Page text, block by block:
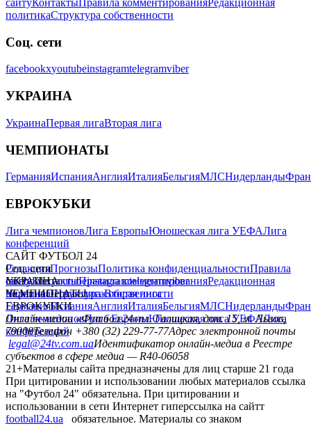
сайтуКонтактыПравила комментированияРедакционная
политикаСтруктура собственности
Соц. сети
facebookxyoutubeinstagramtelegramviber
УКРАИНА
УкраинаПервая лигаВторая лига
ЧЕМПИОНАТЫ
ГерманияИспанияАнглияИталияБельгияМЛСНидерланды
ЕВРОКУБКИ
Лига чемпионовЛига ЕвропыЮношеская лига УЕФАЛига
конференций
САЙТ ФУТБОЛ 24
РедакцияПрогнозыПолитика конфиденциальностиПравила
сайтуКонтактыПравила комментированияРедакционная
политикаСтруктура собственности
Соц. сети
facebookxyoutubeinstagramtelegramviber
УКРАИНА
УкраинаПервая лигаВторая лига
ЧЕМПИОНАТЫ
ГерманияИспанияАнглияИталияБельгияМЛСНидерланды
ЕВРОКУБКИ
Лига чемпионовЛига ЕвропыЮношеская лига УЕФАЛига
конференций
Онлайн-медиа «Футбол 24»пл. Галицкая, дом. 15, м. Львов,
79008Телефон +380 (32) 229-77-77Адрес электронной почты
legal@24tv.com.uaИдентификатор онлайн-медиа в Реестре
субъектов в сфере медиа — R40-06058
21+Материалы сайта предназначены для лиц старше 21 года
При цитировании и использовании любых материалов ссылка
на "Футбол 24" обязательна. При цитировании и
использовании в сети Интернет гиперссылка на сайтт
football24.ua
обязательное. Материалы со знаком